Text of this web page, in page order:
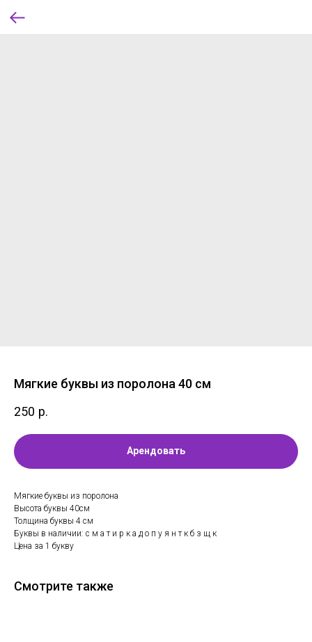
Мягкие буквы из поролона 40 см
250 р.
Арендовать
Мягкие буквы из поролона
Высота буквы 40см
Толщина буквы 4 см
Буквы в наличии: с м а т и р к а д о п у я н т к б з щ к
Цена за 1 букву
Смотрите также